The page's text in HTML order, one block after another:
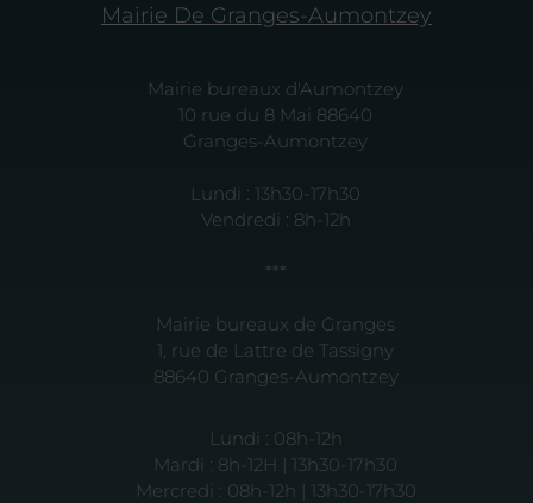
Mairie De Granges-Aumontzey
Mairie bureaux d'Aumontzey
10 rue du 8 Mai 88640
Granges-Aumontzey
Lundi : 13h30-17h30
Vendredi : 8h-12h
***
Mairie bureaux de Granges
1, rue de Lattre de Tassigny
88640 Granges-Aumontzey
Lundi : 08h-12h
Mardi : 8h-12H | 13h30-17h30
Mercredi : 08h-12h | 13h30-17h30